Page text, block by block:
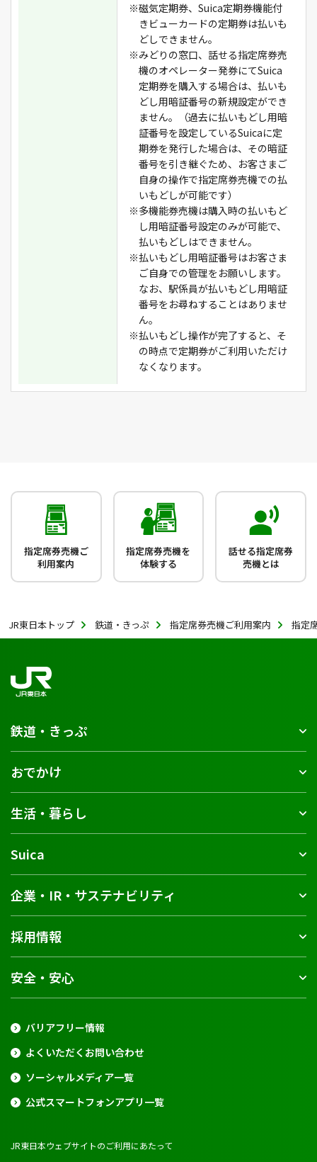
※磁気定期券、Suica定期券機能付
きビューカードの定期券は払いも
どしできません。
※みどりの窓口、話せる指定席券売
機のオペレーター発券にてSuica
定期券を購入する場合は、払いも
どし用暗証番号の新規設定ができ
ません。（過去に払いもどし用暗
証番号を設定しているSuicaに定
期券を発行した場合は、その暗証
番号を引き継ぐため、お客さまご
自身の操作で指定席券売機での払
いもどしが可能です）
※多機能券売機は購入時の払いもど
し用暗証番号設定のみが可能で、
払いもどしはできません。
※払いもどし用暗証番号はお客さま
ご自身での管理をお願いします。
なお、駅係員が払いもどし用暗証
番号をお尋ねすることはありませ
ん。
※払いもどし操作が完了すると、そ
の時点で定期券がご利用いただけ
なくなります。
指定席券売機ご
利用案内
指定席券売機を
体験する
話せる指定席券
売機とは
JR東日本トップ 鉄道・きっぷ 指定席券売機ご利用案内 指定
鉄道・きっぷ
おでかけ
生活・暮らし
Suica
企業・IR・サステナビリティ
採用情報
安全・安心
バリアフリー情報
よくいただくお問い合わせ
ソーシャルメディア一覧
公式スマートフォンアプリ一覧
JR東日本ウェブサイトのご利用にあたって